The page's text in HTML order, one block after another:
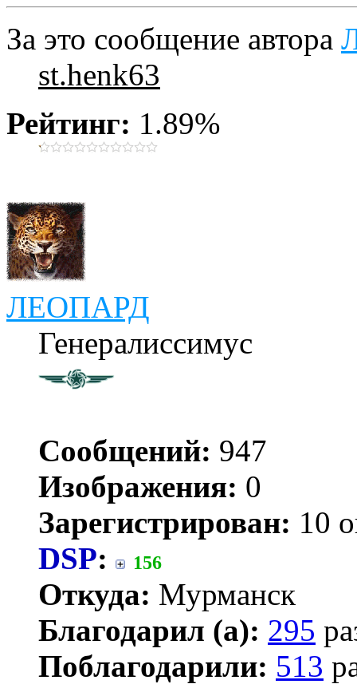
За это сообщение автора
st.henk63
Рейтинг: 1.89%
ЛЕОПАРД
Генералиссимус
Сообщений: 947
Изображения: 0
Зарегистрирован: 10
DSP: 156
Откуда: Мурманск
Благодарил (а): 295
Поблагодарили: 513